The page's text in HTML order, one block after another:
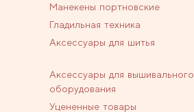
Манекены портновские
Гладильная техника
Аксессуары для шитья
Аксессуары для вышивального
оборудования
Уцененные товары